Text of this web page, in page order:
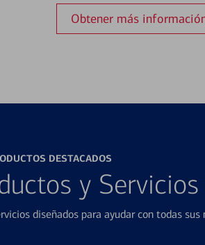
Obtener más
DESTACADOS
y
diseñados para ayudar con todas sus